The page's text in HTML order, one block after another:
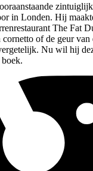
in Londen. Hij
The Fat
of de geur
Nu wil hij